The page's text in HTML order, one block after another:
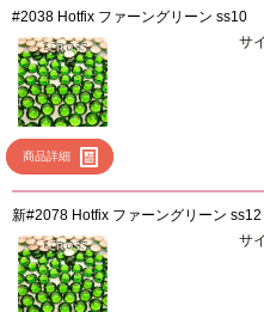
#2038 Hotfix ファーングリーン ss10
商品詳細
サ
新#2078 Hotfix ファーングリーン ss12
サ